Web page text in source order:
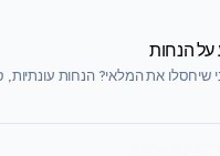
על הנחות
שיחסלו את המלאי? הנחות עונתיות,